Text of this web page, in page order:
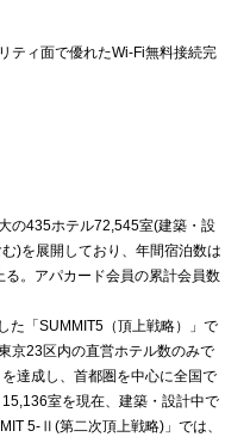
ティ面で優れたWi-Fi無料接続完
の435ホテル72,545室(建築・設
)を展開しており、年間宿泊数は
。アパカード会員の累計会員数
「SUMMIT5（頂上戦略）」で
京23区内の直営ホテル数のみで
達成し、首都圏を中心に全国で
室を現在、建築・設計中で
5-Ⅱ(第二次頂上戦略)」では、